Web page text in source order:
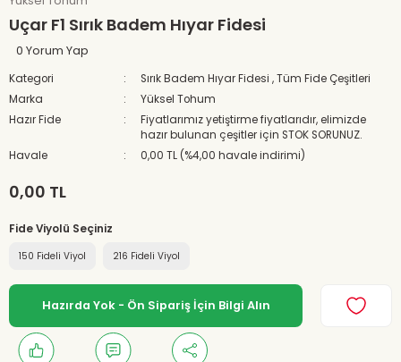
Uçar F1 Sırık Badem Hıyar Fidesi
0 Yorum Yap
Kategori Sırık Badem Hıyar Fidesi ,Tüm Fide Çeşitleri
Marka
Yüksel Tohum
Hazır Fide
Fiyatlarımız yetiştirme fiyatlarıdır, elimizde
hazır bulunan çeşitler için STOK SORUNUZ.
Havale
0,00 TL (%4,00 havale indirimi)
0,00 TL
Fide Viyolü Seçiniz
150 Fideli Viyol 216 Fideli Viyol
Hazırda Yok - Ön Sipariş İçin Bilgi Alın